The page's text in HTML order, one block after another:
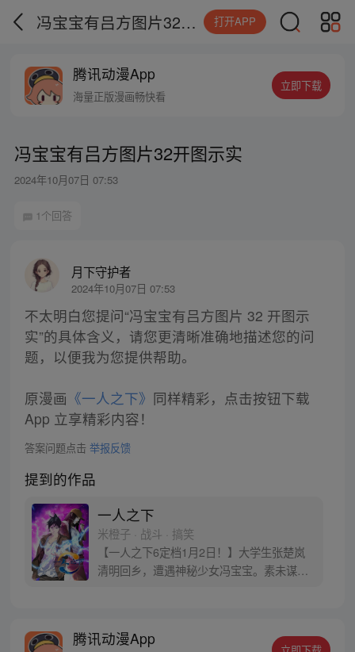
冯宝宝有吕方图片32开图示实 打开APP
腾讯动漫App
海量正版漫画畅快看
立即下载
冯宝宝有吕方图片32开图示实
2024年10月07日 07:53
1个回答
月下守护者
2024年10月07日 07:53
不太明白您提问“冯宝宝有吕方图片 32 开图示
实”的具体含义，请您更清晰准确地描述您的问
题，以便我为您提供帮助。
原漫画 《一人之下》 同样精彩，点击按钮下载
App 立享精彩内容！
答案问题点击 举报反馈
提到的作品
一人之下
米橙子 · 战斗 · 搞笑
【一人之下6定档1月2日！】大学生张楚岚
清明回乡，遭遇神秘少女冯宝宝。素未谋面
密，张楚岚的生活被彻底颠覆，与冯宝宝一
腾讯动漫App